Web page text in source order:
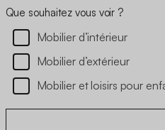
Que souhaitez vous voir ?
Mobilier d’intérieur
Mobilier d’extérieur
Mobilier et loisirs pour